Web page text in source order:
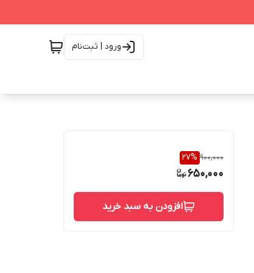
ورود | ثبت‌نام
900,000
27%
650,000
افزودن به سبد خرید